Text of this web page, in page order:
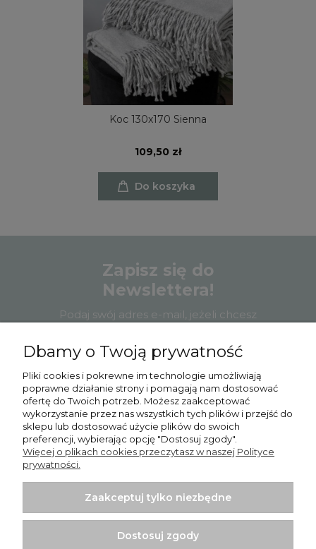
Koc 130x170 Sienna
109,50 zł
Do koszyka
Zapisz się do
Newslettera!
Podaj swój adres e-mail, jeżeli chcesz
promocjach.
Zapisz się
Dbamy o Twoją prywatność
Pliki cookies i pokrewne im technologie umożliwiają
poprawne działanie strony i pomagają nam dostosować
ofertę do Twoich potrzeb. Możesz zaakceptować
wykorzystanie przez nas wszystkich tych plików i przejść do
sklepu lub dostosować użycie plików do swoich
preferencji, wybierając opcję "Dostosuj zgody".
Więcej o plikach cookies przeczytasz w naszej Polityce
prywatności.
Zaakceptuj tylko niezbędne
Dostosuj zgody